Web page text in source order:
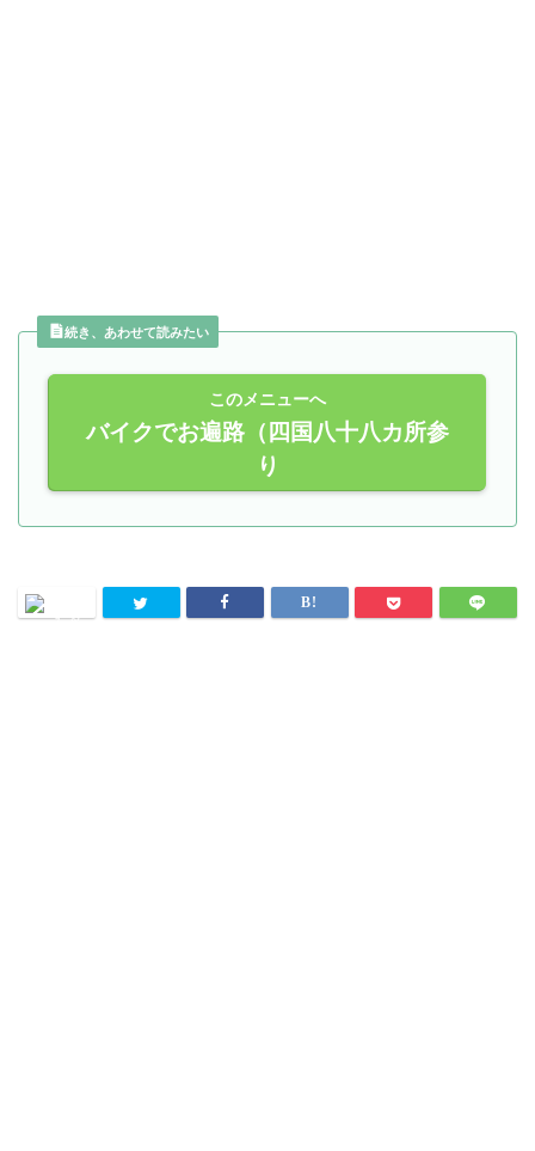
続き、あわせて読みたい
このメニューへ
バイクでお遍路（四国八十八カ所参
り